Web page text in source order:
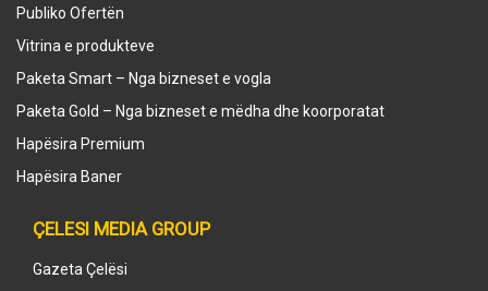
Publiko Ofertën
Vitrina e produkteve
Paketa Smart – Nga bizneset e vogla
Paketa Gold – Nga bizneset e mëdha dhe koorporatat
Hapësira Premium
Hapësira Baner
ÇELESI MEDIA GROUP
Gazeta Çelësi